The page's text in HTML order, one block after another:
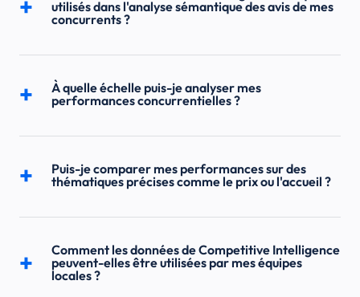
utilisés dans l'analyse sémantique des avis de mes
concurrents ?
À quelle échelle puis-je analyser mes
performances concurrentielles ?
Puis-je comparer mes performances sur des
thématiques précises comme le prix ou l'accueil ?
Comment les données de Competitive Intelligence
peuvent-elles être utilisées par mes équipes
locales ?